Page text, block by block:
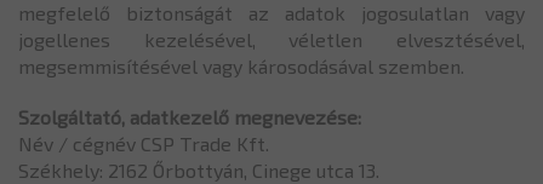
megfelelő biztonságát az adatok jogosulatlan vagy
jogellenes kezelésével, véletlen elvesztésével,
megsemmisítésével vagy károsodásával szemben.
Szolgáltató, adatkezelő megnevezése:
Név / cégnév CSP Trade Kft.
Székhely: 2162 Őrbottyán, Cinege utca 13.